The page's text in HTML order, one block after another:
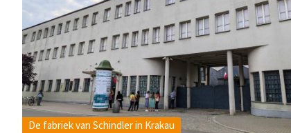
De fabriek van Schindler in Krakau